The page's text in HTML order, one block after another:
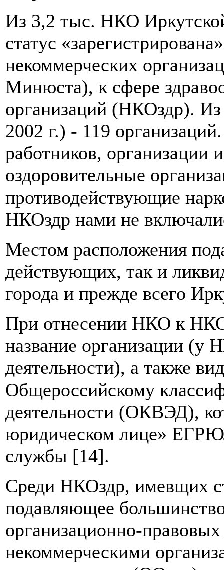
Из 3,2 тыс. НКО
статус
некоммерческих
Минюста), к сфере
организаций (НКОздр).
2002 г.) - 119
работников, организации
оздоровительные
противодействующие
НКОздр нами не
Местом расположения
действующих, так и
города и прежде всего
При отнесении НКО к
название организации (у
деятельности), а также
Общероссийскому
деятельности (ОКВЭД),
юридическом лице»
службы [14].
Среди НКОздр, имевщих
подавляющее
организационно-
некоммерческими